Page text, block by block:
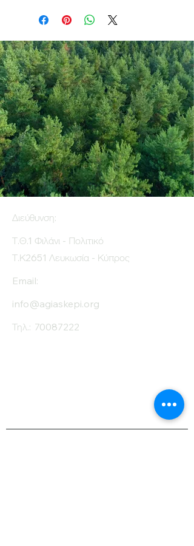
Διεύθυνση:
Τ.Θ.1 Φιλάνι - Πολιτικό
Τ.Κ2651 Λευκωσία - Κύπρος
Email:
info@agiaskepi.org
Τηλ.: 70087222